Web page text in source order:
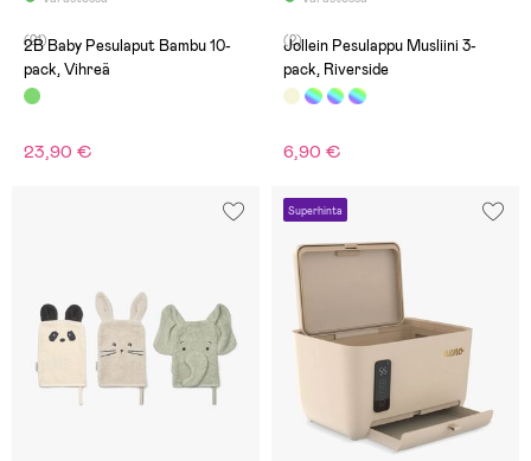
(21)
2B Baby Pesulaput Bambu 10-
pack, Vihreä
23,90 €
(2)
Jollein Pesulappu Musliini 3-
pack, Riverside
6,90 €
Superhinta